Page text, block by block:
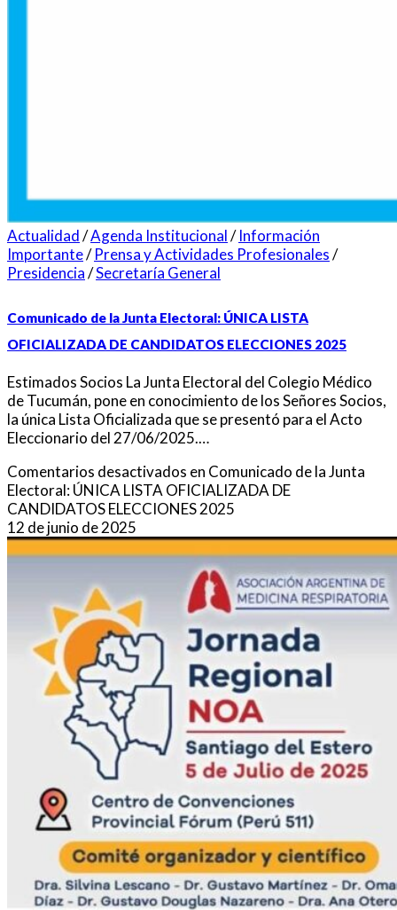
Actualidad/Agenda Institucional/Información
Importante/Prensa y Actividades Profesionales/
Presidencia/Secretaría General
Comunicado de la Junta Electoral: ÚNICA LISTA
OFICIALIZADA DE CANDIDATOS ELECCIONES 2025
Estimados Socios La Junta Electoral del Colegio Médico
de Tucumán, pone en conocimiento de los Señores Socios,
la única Lista Oficializada que se presentó para el Acto
Eleccionario del 27/06/2025.…
Comentarios desactivados en Comunicado de la Junta
Electoral: ÚNICA LISTA OFICIALIZADA DE
CANDIDATOS ELECCIONES 2025
12 de junio de 2025